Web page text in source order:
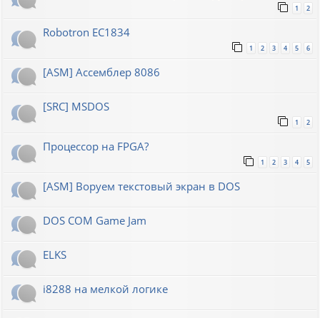
1 2
Robotron EC1834
1 2 3 4 5 6
[ASM] Ассемблер 8086
[SRC] MSDOS
1 2
Процессор на FPGA?
1 2 3 4 5
[ASM] Воруем текстовый экран в DOS
DOS COM Game Jam
ELKS
i8288 на мелкой логике